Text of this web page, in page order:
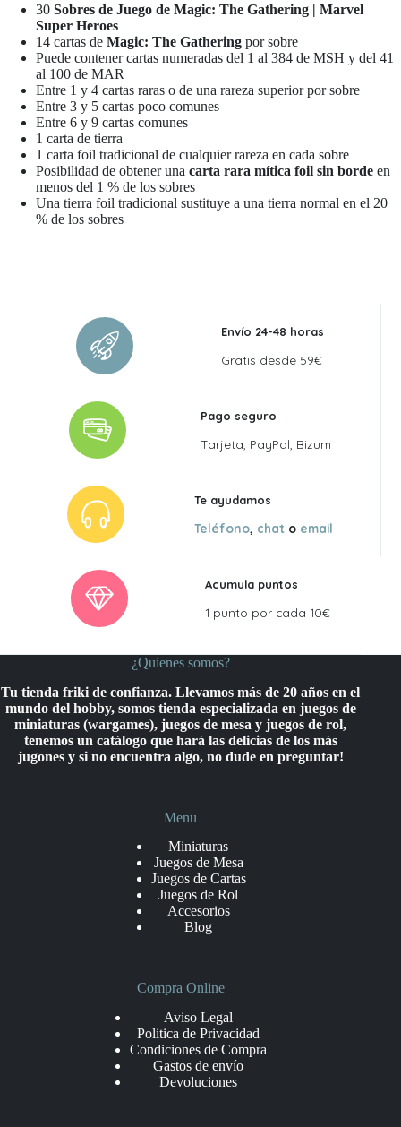
30 Sobres de Juego de Magic: The Gathering | Marvel
Super Heroes
14 cartas de Magic: The Gathering por sobre
Puede contener cartas numeradas del 1 al 384 de MSH y del 41
al 100 de MAR
Entre 1 y 4 cartas raras o de una rareza superior por sobre
Entre 3 y 5 cartas poco comunes
Entre 6 y 9 cartas comunes
1 carta de tierra
1 carta foil tradicional de cualquier rareza en cada sobre
Posibilidad de obtener una carta rara mítica foil sin borde en
menos del 1 % de los sobres
Una tierra foil tradicional sustituye a una tierra normal en el 20
% de los sobres
Envío 24-48 horas
Gratis desde 59€
Pago seguro
Tarjeta, PayPal, Bizum
Te ayudamos
Teléfono, chat o email
Acumula puntos
1 punto por cada 10€
¿Quienes somos?
Tu tienda friki de confianza. Llevamos más de 20 años en el
mundo del hobby, somos tienda especializada en juegos de
miniaturas (wargames), juegos de mesa y juegos de rol,
tenemos un catálogo que hará las delicias de los más
jugones y si no encuentra algo, no dude en preguntar!
Menu
Miniaturas
Juegos de Mesa
Juegos de Cartas
Juegos de Rol
Accesorios
Blog
Compra Online
Aviso Legal
Politica de Privacidad
Condiciones de Compra
Gastos de envío
Devoluciones